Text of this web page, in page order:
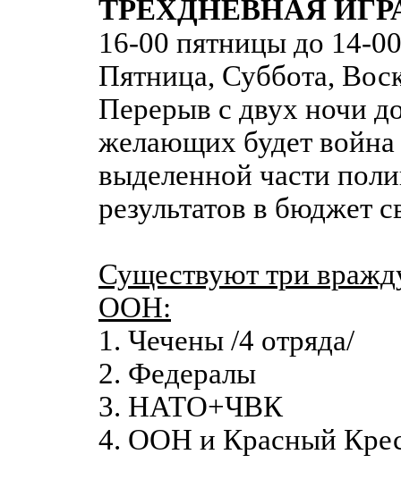
ТРЕХДНЕВНАЯ
16-00 пятницы до 14-
Пятница, Суббота,
Перерыв с двух ночи
желающих будет
выделенной части
результатов в бюджет
Существуют три
ООН:
1. Чечены /4 отряда/
2. Федералы
3. НАТО+ЧВК
4. ООН и Красный